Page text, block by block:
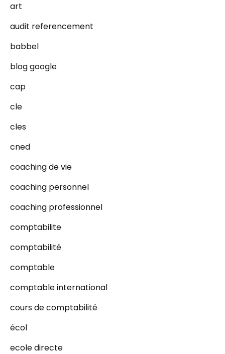
art
audit referencement
babbel
blog google
cap
cle
cles
cned
coaching de vie
coaching personnel
coaching professionnel
comptabilite
comptabilité
comptable
comptable international
cours de comptabilité
écol
ecole directe